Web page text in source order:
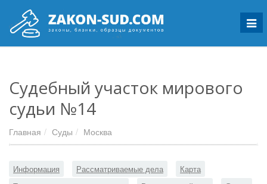
Судебный участок мирового
судьи №14
Главная Суды Москва
Информация Рассматриваемые дела
Карта